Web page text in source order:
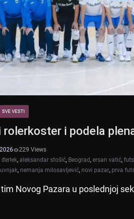
SVE VESTI
rolerkoster i podela
229 Views
, aleksandar stošić, Beograd, ersan vatić,
, nemanja milosavljević, novi pazar, prva
Novog Pazara u poslednjoj